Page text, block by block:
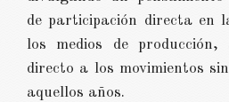
de participación directa en
los medios de
directo a los movimientos
aquellos años.